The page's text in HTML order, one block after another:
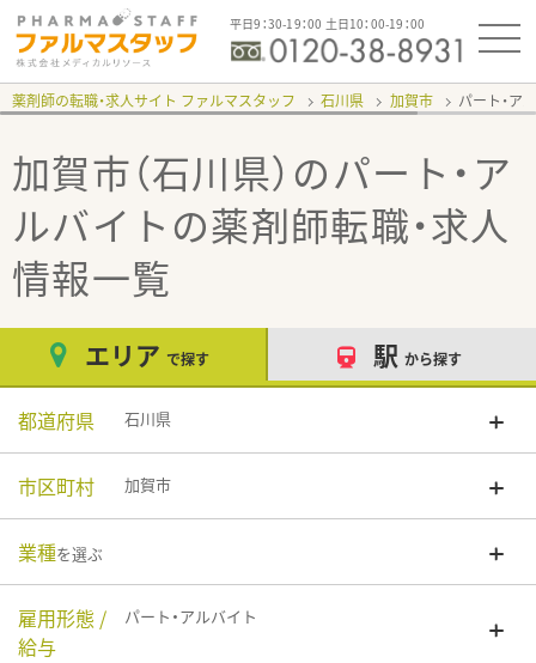
平日9：30-19：00 土日10：00-19：00
薬剤師の転職・求人サイト ファルマスタッフ 石川県 加賀市 パート・ア
加賀市（石川県）のパート・ア
ルバイトの薬剤師転職・求人
情報一覧
エリア で探す 駅 から探す
都道府県 石川県
市区町村 加賀市
業種を選ぶ
雇用形態 /
給与
パート・アルバイト